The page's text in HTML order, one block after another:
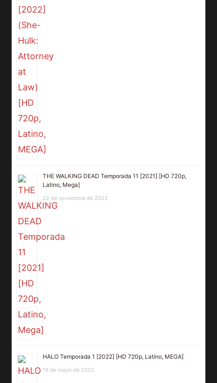
THE WALKING DEAD Temporada 11 [2021] [HD 720p,
Latino, Mega]
22 de noviembre de 2022
HALO Temporada 1 [2022] [HD 720p, Latino, MEGA]
19 de mayo de 2022